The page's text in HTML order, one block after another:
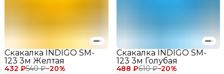
432 ₽540 ₽−20%
Скакалка INDIGO SM-
123 3м Желтая
488 ₽610 ₽−20%
Скакалка INDIGO SM-
123 3м Голубая